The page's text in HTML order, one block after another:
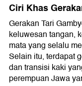
Ciri Khas
Gerakan Tari
keluwesan tangan,
mata yang selalu
Selain itu, terdapat
dan transisi kaki
perempuan Jawa